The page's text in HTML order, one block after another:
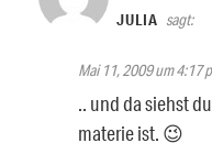
JULIA sagt:
Mai 11, 2009 um 4:17
.. und da siehst
materie ist. 😉